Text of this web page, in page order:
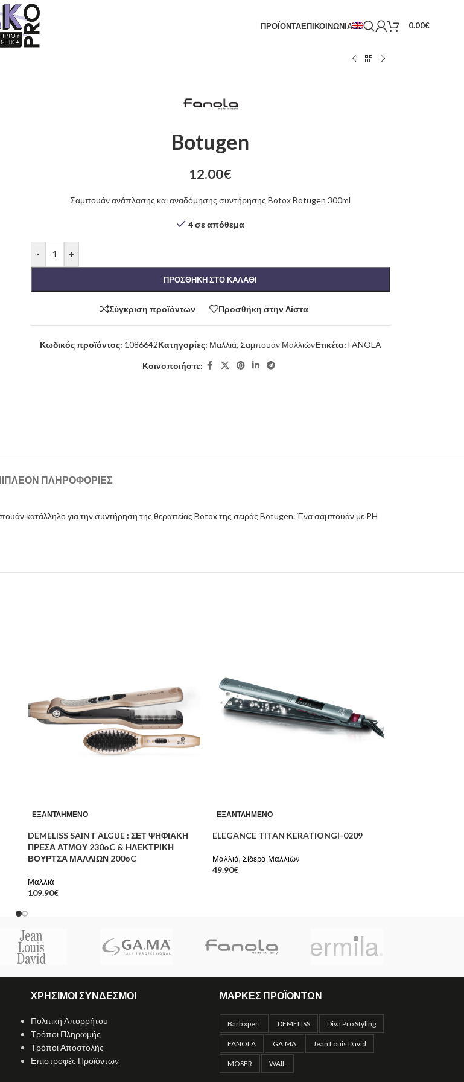
ΠΡΟΪΟΝΤΑΕΠΙΚΟΙΝΩΝΙΑ 0.00€
Botugen
12.00€
Σαμπουάν ανάπλασης και αναδόμησης συντήρησης Botox Botugen 300ml
4 σε απόθεμα
- +
ΠΡΟΣΘΉΚΗ ΣΤΟ ΚΑΛΆΘΙ
Σύγκριση προϊόντων Προσθήκη στην Λίστα
Κωδικός προϊόντος: 1086642Κατηγορίες: Μαλλιά, Σαμπουάν ΜαλλιώνΕτικέτα: FANOLA
Κοινοποιήστε:
ΠΛΗΡΟΦΟΡΊΕΣ
κατάλληλο για την συντήρηση της θεραπείας Botox της σειράς Botugen. Ένα σαμπουάν με PH
ΕΞΑΝΤΛΗΜΈΝΟ
DEMELISS SAINT ALGUE : ΣΕΤ ΨΗΦΙΑΚΗ
ΠΡΕΣΑ ΑΤΜΟΥ 230oC & ΗΛΕΚΤΡΙΚΗ
ΒΟΥΡΤΣΑ ΜΑΛΛΙΩΝ 200oC
Μαλλιά
109.90€
ΕΞΑΝΤΛΗΜΈΝΟ
ELEGANCE TITAN KERATIONGI-0209
Μαλλιά, Σίδερα Μαλλιών
49.90€
ΧΡΗΣΙΜΟΙ ΣΥΝΔΕΣΜΟΙ
Πολιτική Απορρήτου
Τρόποι Πληρωμής
Τρόποι Αποστολής
Επιστροφές Προϊόντων
ΜΑΡΚΕΣ ΠΡΟΪΟΝΤΩΝ
Barb'xpert DEMELISS Diva Pro Styling
FANOLA GA.MA Jean Louis David
MOSER WAIL